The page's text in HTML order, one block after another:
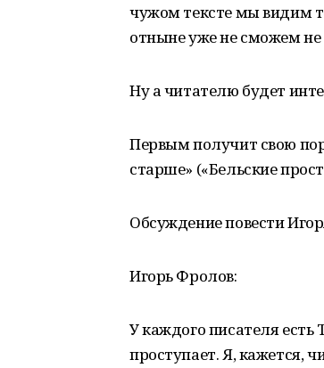
чужом тексте мы видим
отныне уже не сможем не
Ну а читателю будет
Первым получит свою
старше» («Бельские
Обсуждение повести
Игорь Фролов:
У каждого писателя
проступает. Я, кажется,